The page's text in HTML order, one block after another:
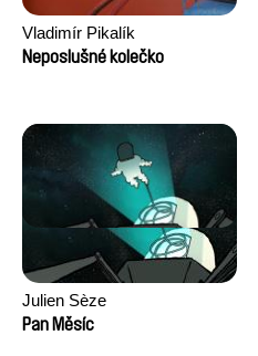
Vladimír Pikalík
Neposlušné kolečko
Julien Sèze
Pan Měsíc